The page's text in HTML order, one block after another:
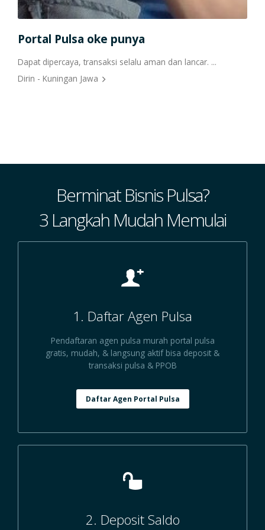
Portal Pulsa oke punya
Dapat dipercaya, transaksi selalu aman dan lancar. ...
Dirin - Kuningan Jawa
Berminat Bisnis Pulsa?
3 Langkah Mudah Memulai
1. Daftar Agen Pulsa
Pendaftaran agen pulsa murah portal pulsa
gratis, mudah, & langsung aktif bisa deposit &
transaksi pulsa & PPOB
Daftar Agen Portal Pulsa
2. Deposit Saldo